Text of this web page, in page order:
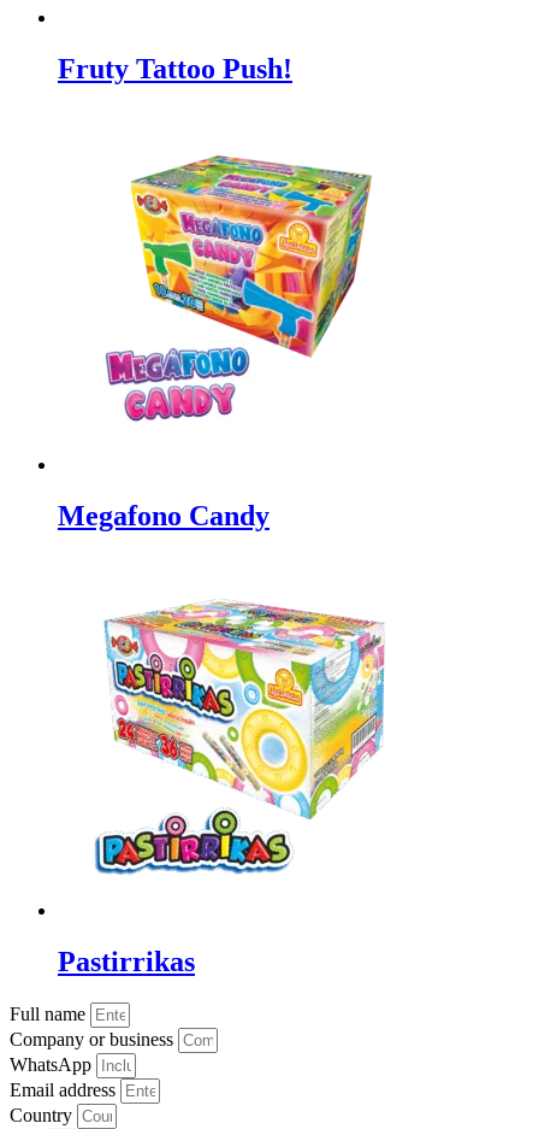
Fruty Tattoo Push!
Megafono Candy
Pastirrikas
Full name
Company or business
WhatsApp
Email address
Country